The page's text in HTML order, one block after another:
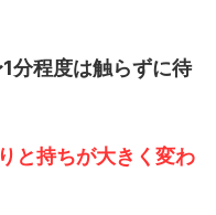
分程度は触らずに待
と持ちが大きく変わ